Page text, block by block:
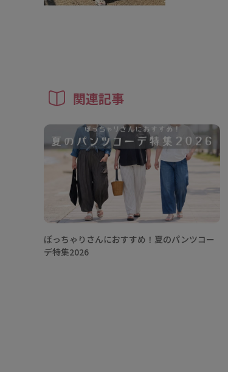
関連記事
ぽっちゃりさんにおすすめ！夏のパンツコー
デ特集2026